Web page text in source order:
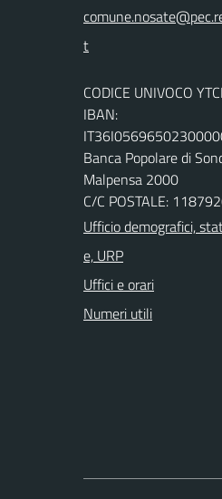
CODICE UNIVOCO
IBAN:
Banca Popolare di
Malpensa 2000
C/C POSTALE:
Ufficio demografici,
e, URP
Uffici e orari
Numeri utili